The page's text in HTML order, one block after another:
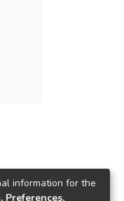
information for the
Preferences,